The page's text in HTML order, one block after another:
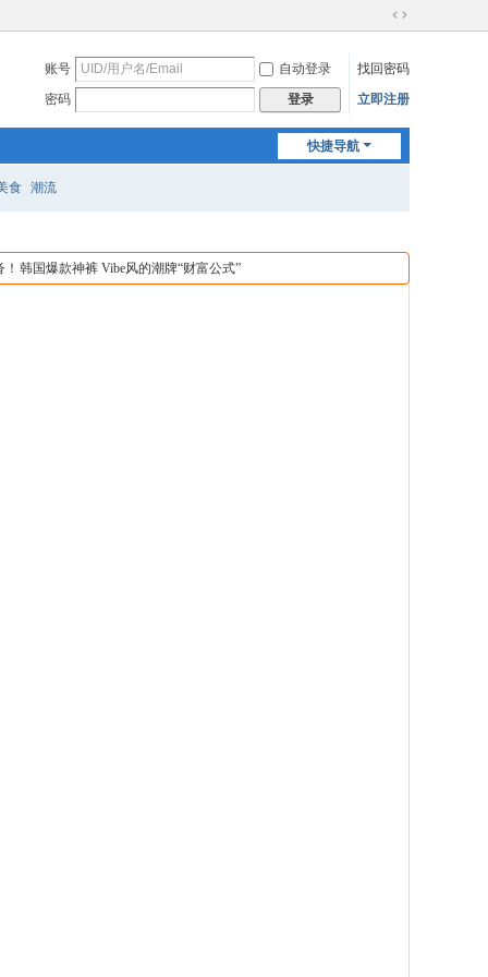
切
到
宽
账号 自动登录
找回密码
密码
登录 立即注册
快捷导航
食 潮流
韩国爆款神裤 Vibe风的潮牌“财富公式”